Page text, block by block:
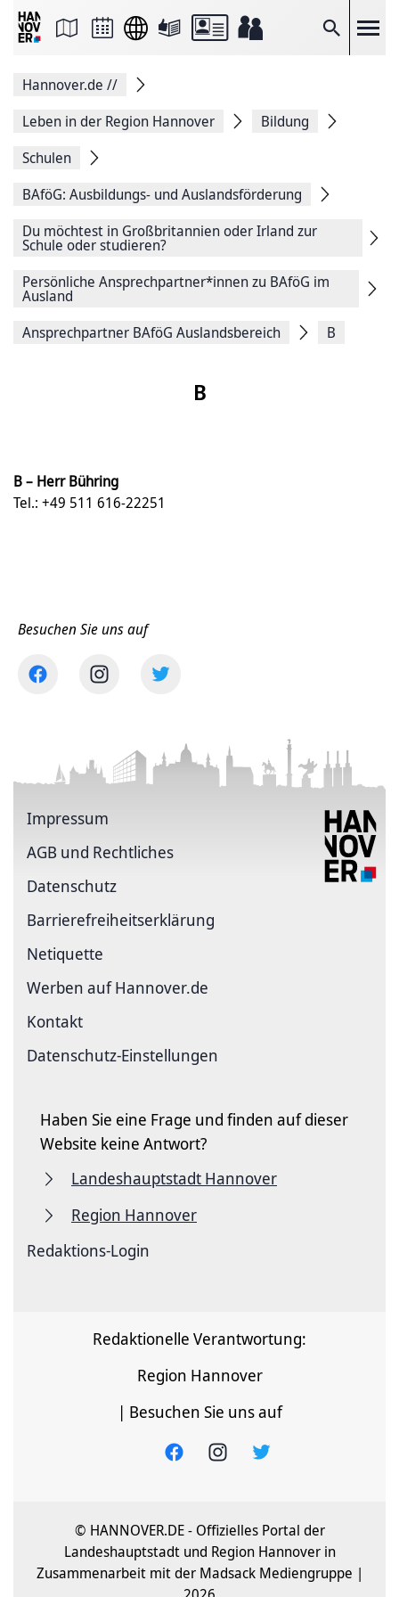
Suche
Seite
Facebook
teilen
Seitenlink
Seite
Hannover.de //
Leben in der Region Hannover
Bildung
Schulen
BAföG: Ausbildungs- und Auslandsförderung
Du möchtest in Großbritannien oder Irland zur
Schule oder studieren?
Persönliche Ansprechpartner*innen zu BAföG im
Ausland
Ansprechpartner BAföG Auslandsbereich
B
B
B – Herr Bühring
Tel.: +49 511 616-22251
Besuchen Sie uns auf
Impressum
AGB und Rechtliches
Datenschutz
Barriere­freiheits­erklärung
Netiquette
Werben auf Hannover.de
Kontakt
Datenschutz-Einstellungen
Haben Sie eine Frage und finden auf dieser
Website keine Antwort?
Landeshauptstadt Hannover
Region Hannover
Redaktions-Login
Redaktionelle Verantwortung:
Region Hannover
| Besuchen Sie uns auf
© HANNOVER.DE - Offizielles Portal der
Landeshauptstadt und Region Hannover in
Zusammenarbeit mit der Madsack Mediengruppe |